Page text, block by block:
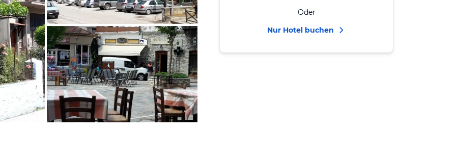
Bild melden
von Detlef
Oder
Nur Hotel buchen